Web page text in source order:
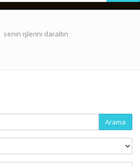
senin işlerini daraltın
Arama